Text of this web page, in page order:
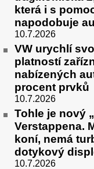
která i s
napodobuje
10.7.2026
VW urychlí
platností
nabízených
procent prvků
10.7.2026
Tohle je nový
Verstappena.
koní, nemá
dotykový
10.7.2026